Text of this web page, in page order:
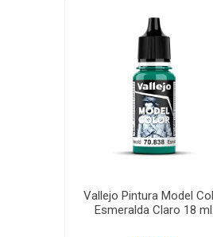
Vallejo Pintura Model
Esmeralda Claro 18 ml.